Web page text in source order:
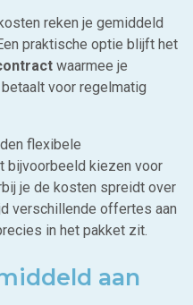
reken je gemiddeld
praktische optie blijft het
waarmee je
voor regelmatig
flexibele
bijvoorbeeld kiezen voor
je de kosten spreidt over
verschillende offertes aan
in het pakket zit.
aan